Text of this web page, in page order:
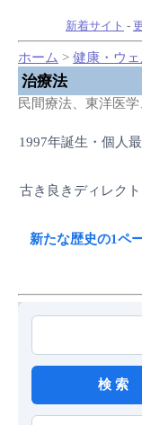
新着サイト -
ホーム > 健康・ウ
治療法
民間療法、東洋医
1997年誕生・個人
古き良きディレク
新たな歴史の1ペ